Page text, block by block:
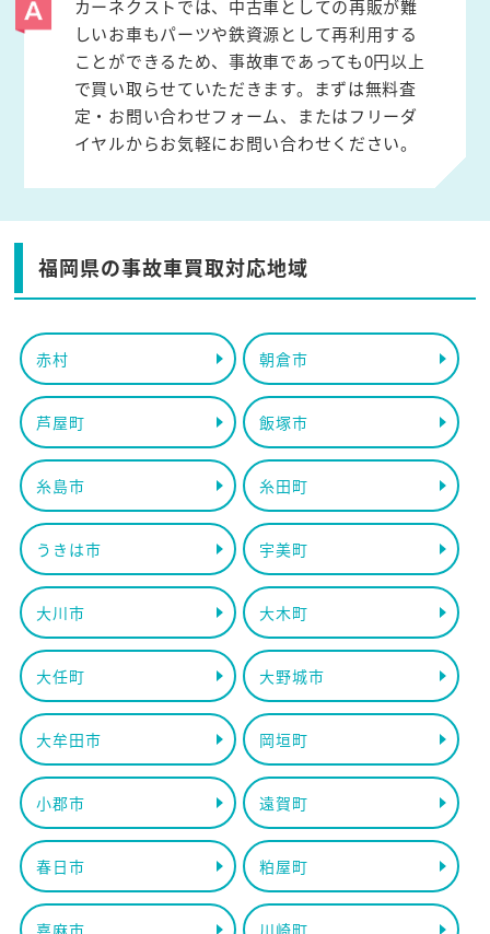
カーネクストでは、中古車としての再販が難
しいお車もパーツや鉄資源として再利用する
ことができるため、事故車であっても0円以上
で買い取らせていただきます。まずは無料査
定・お問い合わせフォーム、またはフリーダ
イヤルからお気軽にお問い合わせください。
福岡県の事故車買取対応地域
赤村 朝倉市
芦屋町 飯塚市
糸島市 糸田町
うきは市 宇美町
大川市 大木町
大任町 大野城市
大牟田市 岡垣町
小郡市 遠賀町
春日市 粕屋町